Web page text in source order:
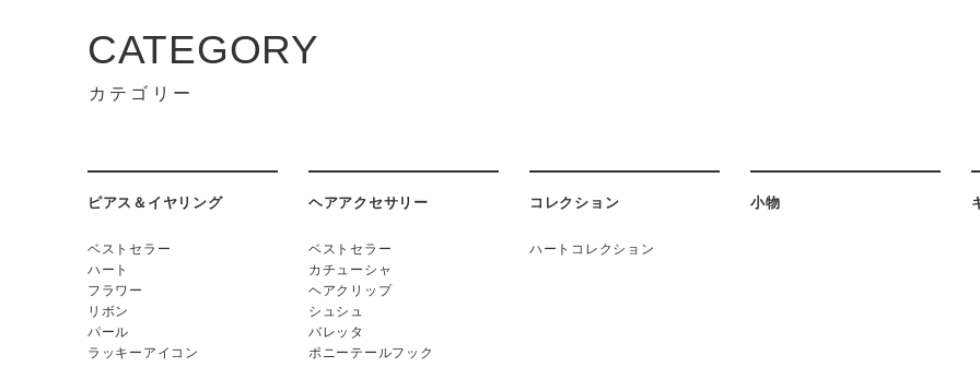
CATEGORY
カテゴリー
ピアス＆イヤリング
ベストセラー
ハート
フラワー
リボン
パール
ラッキーアイコン
ヘアアクセサリー
ベストセラー
カチューシャ
ヘアクリップ
シュシュ
バレッタ
ポニーテールフック
コレクション
ハートコレクション
小物